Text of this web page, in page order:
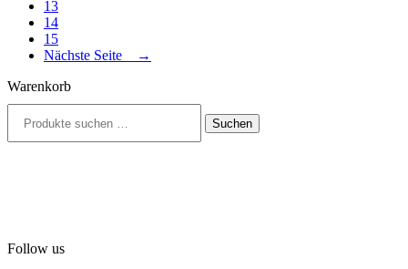
13
14
15
Nächste Seite →
Warenkorb
nach:
Suchen
Follow us